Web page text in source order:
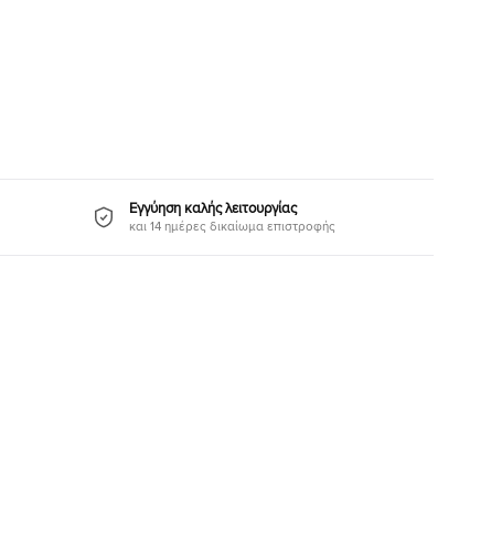
Εγγύηση καλής λειτουργίας
και 14 ημέρες δικαίωμα επιστροφής